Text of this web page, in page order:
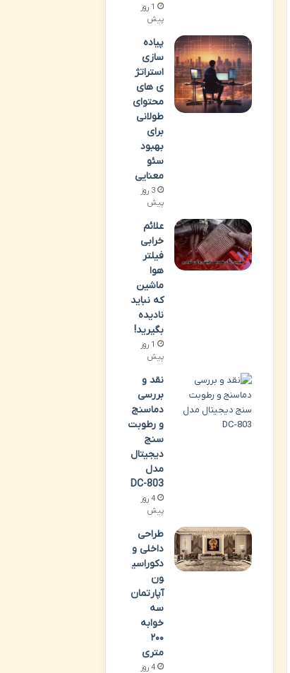
1 روز
پیش
پیاده
سازی
استراتژ
ی های
محتوای
طولانی
برای
بهبود
سئو
معنایی
3 روز
پیش
علائم
خرابی
فیلتر
هوا
ماشین
که نباید
نادیده
بگیرید!
1 روز
پیش
نقد و
بررسی
دماسنج
و رطوبت
سنج
دیجیتال
مدل
DC-803
4 روز
پیش
طراحی
داخلی و
دکوراسی
ون
آپارتمان
سه
خوابه
۲۰۰
متری
4 روز